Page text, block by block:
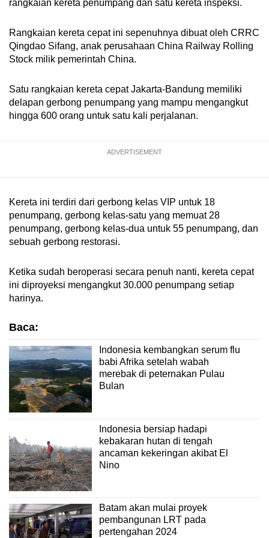
rangkaian kereta penumpang dan satu kereta inspeksi.
Rangkaian kereta cepat ini sepenuhnya dibuat oleh CRRC
Qingdao Sifang, anak perusahaan China Railway Rolling
Stock milik pemerintah China.
Satu rangkaian kereta cepat Jakarta-Bandung memiliki
delapan gerbong penumpang yang mampu mengangkut
hingga 600 orang untuk satu kali perjalanan.
ADVERTISEMENT
Kereta ini terdiri dari gerbong kelas VIP untuk 18
penumpang, gerbong kelas-satu yang memuat 28
penumpang, gerbong kelas-dua untuk 55 penumpang, dan
sebuah gerbong restorasi.
Ketika sudah beroperasi secara penuh nanti, kereta cepat
ini diproyeksi mengangkut 30.000 penumpang setiap
harinya.
Baca:
Indonesia kembangkan serum flu
babi Afrika setelah wabah
merebak di peternakan Pulau
Bulan
Indonesia bersiap hadapi
kebakaran hutan di tengah
ancaman kekeringan akibat El
Nino
Batam akan mulai proyek
pembangunan LRT pada
pertengahan 2024